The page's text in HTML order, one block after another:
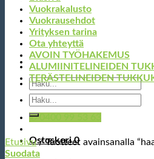
Etsi:
✆ 0400 99 53 63
Ostoskori0
Vuokrakalusto
Vuokrausehdot
Yrityksen tarina
Ota yhteyttä
AVOIN TYÖHAKEMUS
ALUMIINITELINEIDEN
TERÄSTELINEIDEN
Etsi:
Etusivu /Tuotteet avainsanalla
Suodata